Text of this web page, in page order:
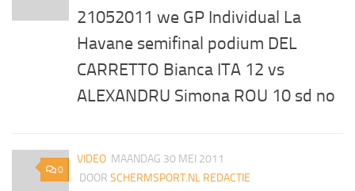
21052011 we GP Individual La
Havane semifinal podium DEL
CARRETTO Bianca ITA 12 vs
ALEXANDRU Simona ROU 10 sd no
0
VIDEO MAANDAG 30 MEI 2011
DOOR SCHERMSPORT.NL REDACTIE